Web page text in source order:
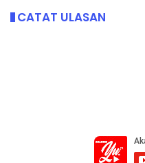
CATAT ULASAN